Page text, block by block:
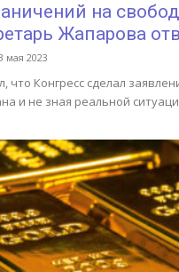
на
Жапарова
мая 2023
что Конгресс сделал
и не зная реальной